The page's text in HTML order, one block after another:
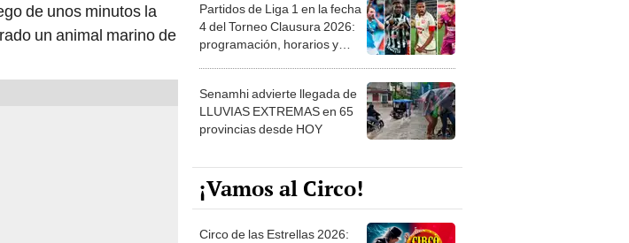
de unos minutos la
un animal marino de
Partidos de Liga 1 en la fecha
4 del Torneo Clausura 2026:
programación, horarios y
Senamhi advierte llegada de
LLUVIAS EXTREMAS en 65
provincias desde HOY
¡Vamos al Circo!
Circo de las Estrellas 2026: